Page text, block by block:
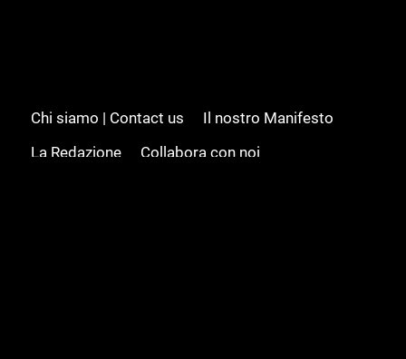
Chi siamo | Contact us
Il nostro Manifesto
La Redazione
Collabora con noi